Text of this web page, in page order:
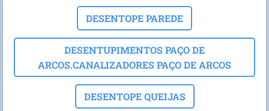
DESENTOPE PAREDE
DESENTUPIMENTOS PAÇO DE
ARCOS.CANALIZADORES PAÇO DE ARCOS
DESENTOPE QUEIJAS